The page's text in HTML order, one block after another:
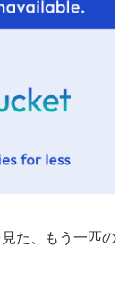
た、もう一匹の